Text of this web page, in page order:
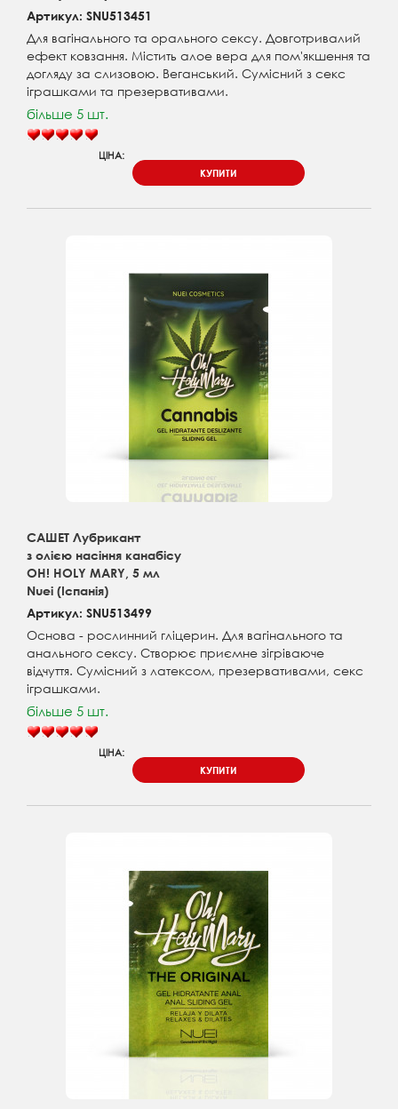
Артикул: SNU513451
Для вагінального та орального сексу. Довготривалий
ефект ковзання. Містить алое вера для пом'якшення та
догляду за слизовою. Веганський. Сумісний з секс
іграшками та презервативами.
більше 5 шт.
ЦІНА:
КУПИТИ
САШЕТ Лубрикант
з олією насіння канабісу
OH! HOLY MARY, 5 мл
Nuei (Іспанія)
Артикул: SNU513499
Основа - рослинний гліцерин. Для вагінального та
анального сексу. Створює приємне зігріваюче
відчуття. Сумісний з латексом, презервативами, секс
іграшками.
більше 5 шт.
ЦІНА:
КУПИТИ